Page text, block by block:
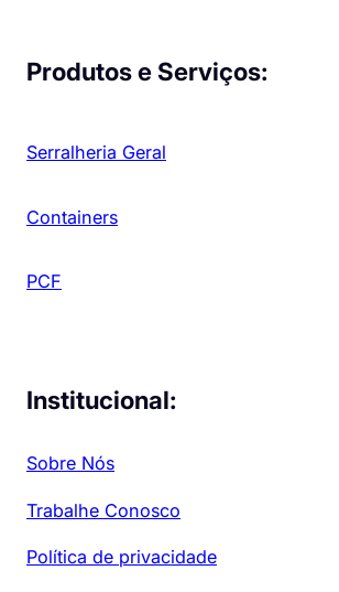
Produtos e Serviços:
Serralheria Geral
Containers
PCF
Institucional:
Sobre Nós
Trabalhe Conosco
Política de privacidade